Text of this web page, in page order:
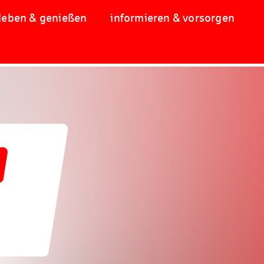
& genießen informieren & vorsorgen